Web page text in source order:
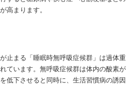
高まります。
止まる「睡眠時無呼吸症候群」は過体重
ています。無呼吸症候群は体内の酸素が
低下させると同時に、生活習慣病の誘因